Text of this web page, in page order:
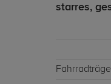
starres,